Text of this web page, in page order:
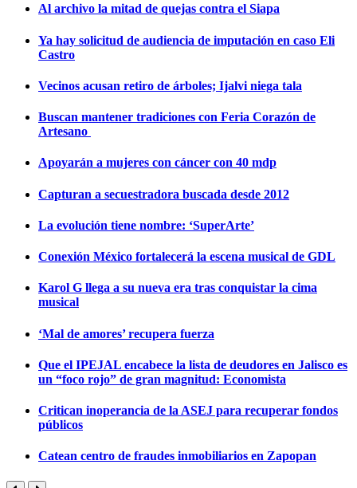
Al archivo la mitad de quejas contra el Siapa
Ya hay solicitud de audiencia de imputación en caso Eli
Castro
Vecinos acusan retiro de árboles; Ijalvi niega tala
Buscan mantener tradiciones con Feria Corazón de
Artesano
Apoyarán a mujeres con cáncer con 40 mdp
Capturan a secuestradora buscada desde 2012
La evolución tiene nombre: ‘SuperArte’
Conexión México fortalecerá la escena musical de GDL
Karol G llega a su nueva era tras conquistar la cima
musical
‘Mal de amores’ recupera fuerza
Que el IPEJAL encabece la lista de deudores en Jalisco es
un “foco rojo” de gran magnitud: Economista
Critican inoperancia de la ASEJ para recuperar fondos
públicos
Catean centro de fraudes inmobiliarios en Zapopan